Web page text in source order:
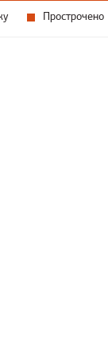
Прострочено